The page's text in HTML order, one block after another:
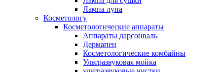
Лампа лупа
Косметологу
Косметологические аппараты
Аппараты дарсонваль
Дермапен
Косметологические комбайны
Ультразвуковая мойка